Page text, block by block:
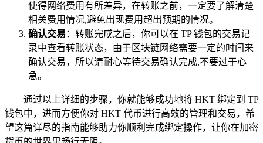
使得网络费用有所差异，在转账之前，一定要了解清楚
相关费用情况,避免出现费用超出预期的情况。
确认交易 ：转账完成之后，你可以在 TP 钱包的交易记
录中查看转账状态，由于区块链网络需要一定的时间来
确认交易，所以请耐心等待交易确认完成,不要过于心
急。
通过以上详细的步骤，你就能够成功地将 HKT 绑定到 TP
钱包中，进而方便你对 HKT 代币进行高效的管理和交易，希
望这篇详尽的指南能够助力你顺利完成绑定操作，让你在加密